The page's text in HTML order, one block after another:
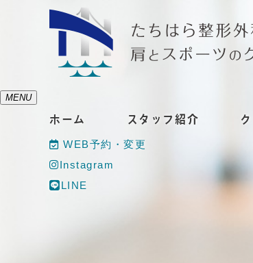
MENU
ホーム スタッフ紹介
WEB予約・変更
Instagram
LINE